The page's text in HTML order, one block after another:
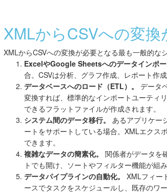
XMLからCSVへの変換
XMLからCSVへの変換が必要となる最も一般的な
ExcelやGoogle Sheetsへのデータインポー
合。CSVは分析、グラフ作成、レポート作
データベースへのロード（ETL）。
データ
変換すれば、標準的なインポートユーティ
できるフラットファイルが作成されます。
システム間のデータ移行。
あるアプリケー
ートをサポートしている場合。XMLエクス
できます。
複雑なデータの簡素化。
関係者がデータを
トでも開け、ソートやフィルター機能が組
データパイプラインの自動化。
XMLフィー
ースでタスクをスケジュールし、既存のワ